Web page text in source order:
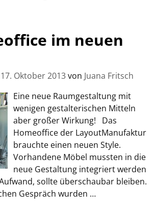
im neuen
17. Oktober 2013von Juana Fritsch
Eine neue Raumgestaltung mit
wenigen gestalterischen Mitteln
aber großer Wirkung! Das
Homeoffice der LayoutManufaktur
brauchte einen neuen Style.
Vorhandene Möbel mussten in die
neue Gestaltung integriert werden
sollte überschaubar bleiben.
Gespräch wurden …